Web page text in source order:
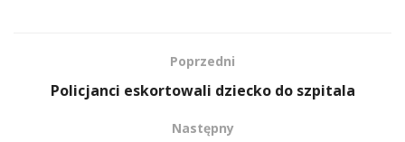
Poprzedni
Policjanci eskortowali dziecko do szpitala
Następny